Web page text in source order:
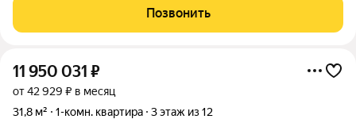
находится в хорошем состоянии: выполнен свежий ремонт,
поэтому можно сразу заехать и
Позвонить
11 950 031 ₽
от 42 929 ₽ в месяц
31,8 м²
1-комн. квартира 3 этаж из 12